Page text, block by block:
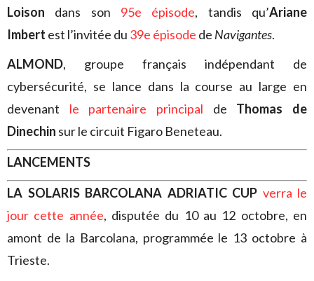
Loison dans son 95e épisode, tandis qu’Ariane
Imbert est l’invitée du 39e épisode de Navigantes.
ALMOND, groupe français indépendant de
cybersécurité, se lance dans la course au large en
devenant le partenaire principal de Thomas de
Dinechin sur le circuit Figaro Beneteau.
LANCEMENTS
LA SOLARIS BARCOLANA ADRIATIC CUP verra le
jour cette année, disputée du 10 au 12 octobre, en
amont de la Barcolana, programmée le 13 octobre à
Trieste.